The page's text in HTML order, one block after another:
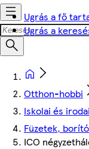
Ugrás a fő
Ugrás a
Otthon-hobbi
Iskolai és
Füzetek,
ICO